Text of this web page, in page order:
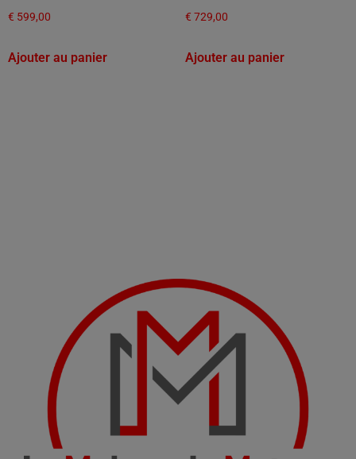
€ 599,00
Ajouter au panier
€ 729,00
Ajouter au panier